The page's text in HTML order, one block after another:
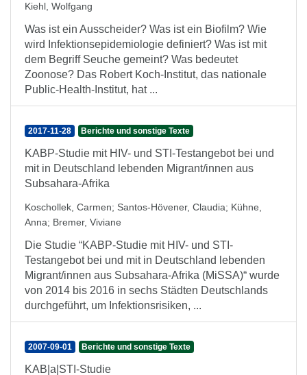
Kiehl, Wolfgang
Was ist ein Ausscheider? Was ist ein Biofilm? Wie
wird Infektionsepidemiologie definiert? Was ist mit
dem Begriff Seuche gemeint? Was bedeutet
Zoonose? Das Robert Koch-Institut, das nationale
Public-Health-Institut, hat ...
2017-11-28 Berichte und sonstige Texte
KABP-Studie mit HIV- und STI-Testangebot bei und
mit in Deutschland lebenden Migrant/innen aus
Subsahara-Afrika
Koschollek, Carmen; Santos-Hövener, Claudia; Kühne,
Anna; Bremer, Viviane
Die Studie “KABP-Studie mit HIV- und STI-
Testangebot bei und mit in Deutschland lebenden
Migrant/innen aus Subsahara-Afrika (MiSSA)“ wurde
von 2014 bis 2016 in sechs Städten Deutschlands
durchgeführt, um Infektionsrisiken, ...
2007-09-01 Berichte und sonstige Texte
KAB|a|STI-Studie